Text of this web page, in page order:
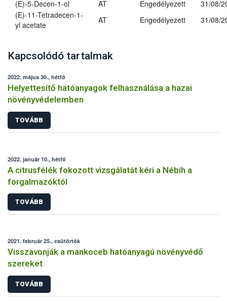
(E)-5-Decen-1-ol
AT Engedélyezett
31/08/
(E)-11-Tetradecen-1-
yl acetate
AT Engedélyezett 31/08/
Kapcsolódó tartalmak
2022. május 30., hétfő
Helyettesítő hatóanyagok felhasználása a hazai
növényvédelemben
TOVÁBB
2022. január 10., hétfő
A citrusfélék fokozott vizsgálatát kéri a Nébih a
forgalmazóktól
TOVÁBB
2021. február 25., csütörtök
Visszavonják a mankoceb hatóanyagú növényvédő
szereket
TOVÁBB